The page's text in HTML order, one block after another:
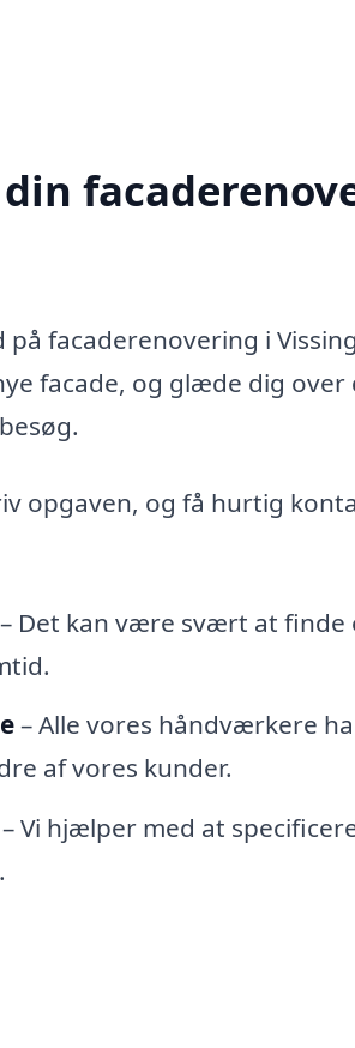
facaderenovering i
facade, og glæde dig over
opgaven, og få hurtig
Det kan være svært at finde
– Alle vores håndværkere
af vores kunder.
– Vi hjælper med at